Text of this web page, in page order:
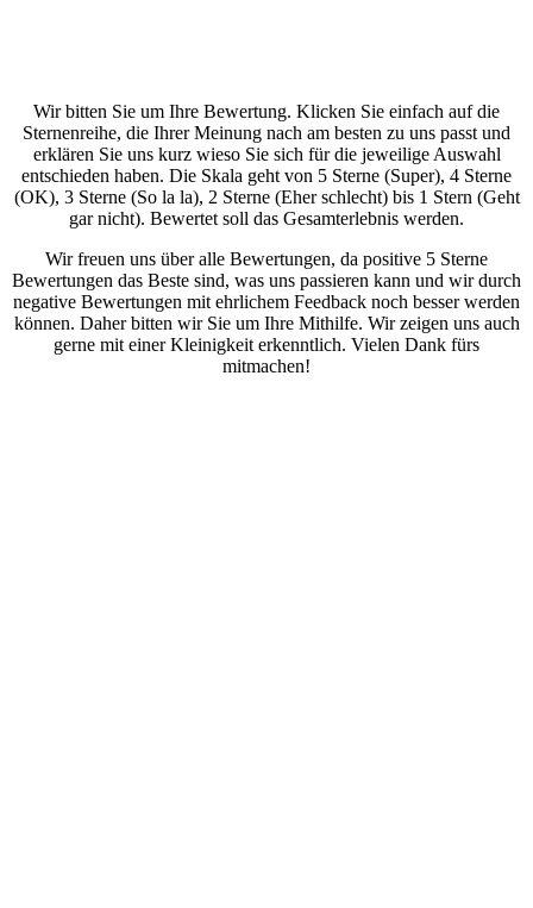
Wir bitten Sie um Ihre Bewertung. Klicken Sie einfach auf die
Sternenreihe, die Ihrer Meinung nach am besten zu uns passt und
erklären Sie uns kurz wieso Sie sich für die jeweilige Auswahl
entschieden haben. Die Skala geht von 5 Sterne (Super), 4 Sterne
(OK), 3 Sterne (So la la), 2 Sterne (Eher schlecht) bis 1 Stern (Geht
gar nicht). Bewertet soll das Gesamterlebnis werden.
Wir freuen uns über alle Bewertungen, da positive 5 Sterne
Bewertungen das Beste sind, was uns passieren kann und wir durch
negative Bewertungen mit ehrlichem Feedback noch besser werden
können. Daher bitten wir Sie um Ihre Mithilfe. Wir zeigen uns auch
gerne mit einer Kleinigkeit erkenntlich. Vielen Dank fürs
mitmachen!